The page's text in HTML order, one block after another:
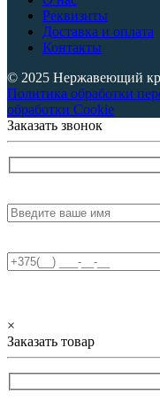
Реквизиты
Доставка и оплата
Контакты
© 2025 Нержавеющий
Политика обработки
обработки Cookie
Заказать звонок
×
Заказать товар